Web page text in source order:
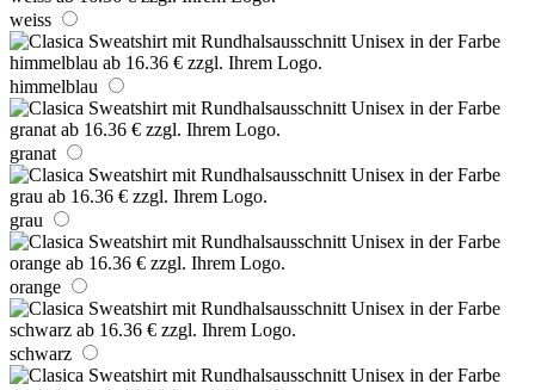
weiss
himmelblau
granat
grau
orange
schwarz